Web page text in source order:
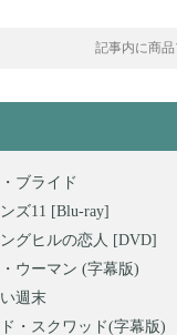
記事内に商
ブライド
ズ11 [Blu-ray]
グヒルの恋人 [DVD]
ウーマン (字幕版)
週末
・スクワッド(字幕版)